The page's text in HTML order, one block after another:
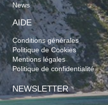
News
AIDE
Conditions générales
Politique de Cookies
Mentions légales
Politique de confidentialité
NEWSLETTER